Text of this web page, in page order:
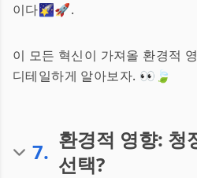
이다🌠🚀.
이 모든 혁신이 가져올 환경적
디테일하게 알아보자. 👀🍃
7. 환경적 영향: 청
선택?